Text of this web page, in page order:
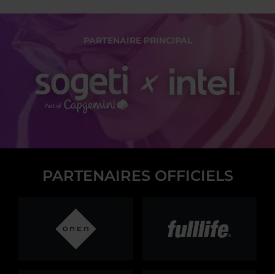
PARTENAIRE PRINCIPAL
PARTENAIRES OFFICIELS